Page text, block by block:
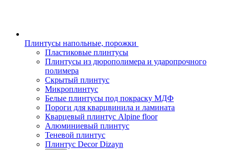
Плинтусы напольные, порожки
Пластиковые плинтусы
Плинтусы из дюрополимера и ударопрочного
полимера
Скрытый плинтус
Микроплинтус
Белые плинтусы под покраску МДФ
Пороги для кварцвинила и ламината
Кварцевый плинтус Alpine floor
Алюминиевый плинтус
Теневой плинтус
Плинтус Decor Dizayn